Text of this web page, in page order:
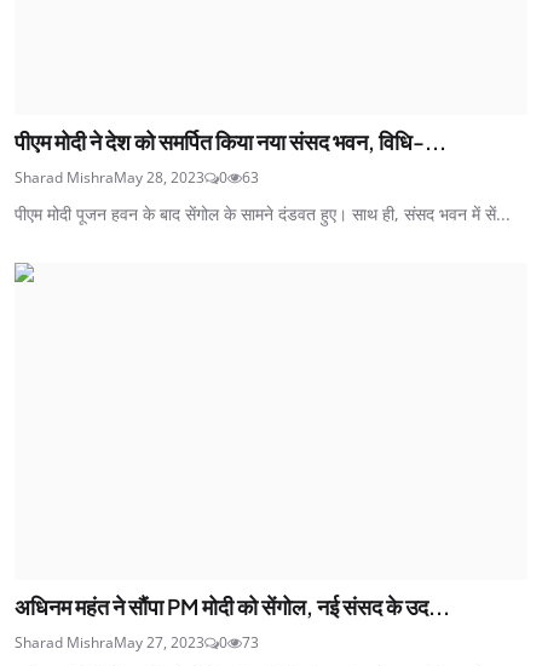
पीएम मोदी ने देश को समर्पित किया नया संसद भवन, विधि-...
Sharad MishraMay 28, 2023 0 63
पीएम मोदी पूजन हवन के बाद सेंगोल के सामने दंडवत हुए। साथ ही, संसद भवन में सें...
अधिनम महंत ने सौंपा PM मोदी को सेंगोल, नई संसद के उद...
Sharad MishraMay 27, 2023 0 73